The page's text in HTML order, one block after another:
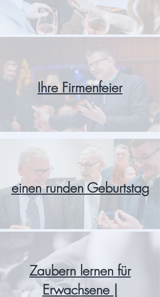
Ihre Firmenfeier
einen runden Geburtstag
Zaubern lernen für
Erwachsene |